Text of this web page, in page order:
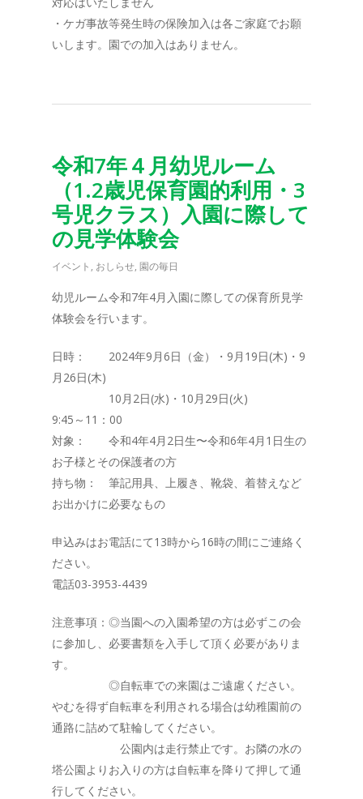
・ケガ事故等発生時の保険加入は各ご家庭でお願
いします。園での加入はありません。
令和7年４月幼児ルーム
（1.2歳児保育園的利用・3
号児クラス）入園に際して
の見学体験会
イベント , おしらせ, 園の毎日
幼児ルーム令和7年4月入園に際しての保育所見学
体験会を行います。
日時： 2024年9月6日（金）・9月19日(木)・9
月26日(木)
10月2日(水)・10月29日(火)
9:45～11：00
対象： 令和4年4月2日生〜令和6年4月1日生の
お子様とその保護者の方
持ち物： 筆記用具、上履き、靴袋、着替えなど
お出かけに必要なもの
申込みはお電話にて13時から16時の間にご連絡く
ださい。
電話03-3953-4439
注意事項：◎当園への入園希望の方は必ずこの会
に参加し、必要書類を入手して頂く必要がありま
す。
◎自転車での来園はご遠慮ください。
やむを得ず自転車を利用される場合は幼稚園前の
通路に詰めて駐輪してください。
公園内は走行禁止です。お隣の水の
塔公園よりお入りの方は自転車を降りて押して通
行してください。